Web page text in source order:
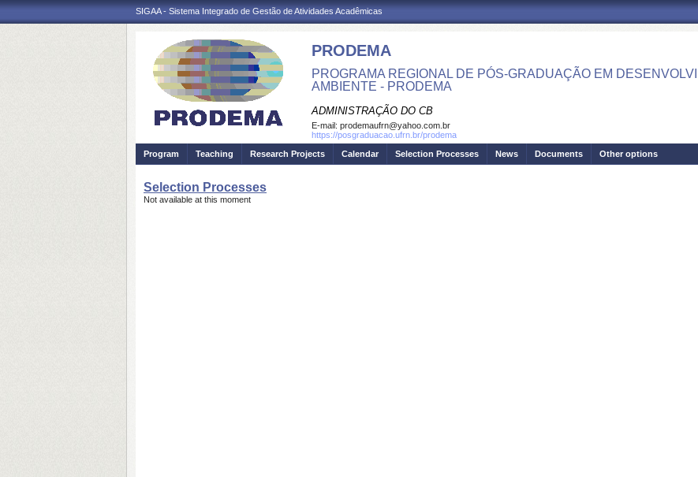
SIGAA - Sistema Integrado de Gestão de Atividades Acadêmicas
PRODEMA
PROGRAMA REGIONAL DE PÓS-GRADUAÇÃO EM
AMBIENTE - PRODEMA
ADMINISTRAÇÃO DO CB
E-mail: prodemaufrn@yahoo.com.br
https://posgraduacao.ufrn.br/prodema
Program
Teaching Research Projects Calendar Selection Processes News Documents Other options
Selection Processes
Not available at this moment